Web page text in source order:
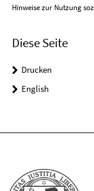
Hinweise zur Nutzung
Diese Seite
Drucken
English